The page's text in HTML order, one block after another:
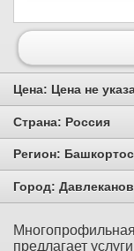
Цена: Цена не
Страна: Россия
Регион:
Город:
предлагает